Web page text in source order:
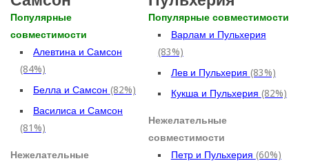
Популярные
совместимости
Алевтина и Самсон
(84%)
Белла и Самсон (82%)
Василиса и Самсон
(81%)
Нежелательные
Популярные совместимости
Варлам и Пульхерия
(83%)
Лев и Пульхерия (83%)
Кукша и Пульхерия (82%)
Нежелательные
совместимости
Петр и Пульхерия (60%)